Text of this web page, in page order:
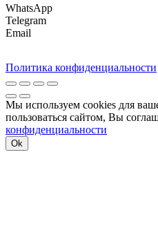
WhatsApp
Telegram
Email
Политика конфиденциальности
Мы используем cookies для
пользоваться сайтом, Вы
конфиденциальности
Ok